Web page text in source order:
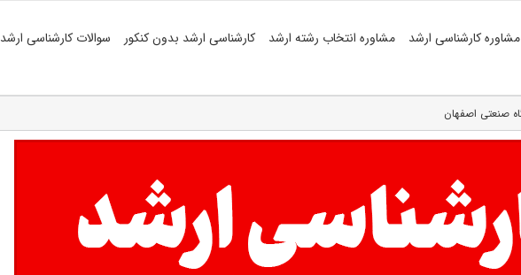
مشاوره کارشناسی ارشد مشاوره انتخاب رشته ارشد کارشناسی ارشد بدون کنکور سوالات کارشناسی ارشد